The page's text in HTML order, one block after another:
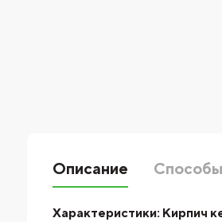
Описание
Характеристики: Кирпич